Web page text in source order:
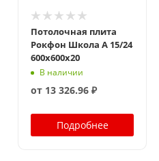
Потолочная плита
Рокфон Школа A 15/24
600x600x20
В наличии
от 13 326.96 ₽
Подробнее